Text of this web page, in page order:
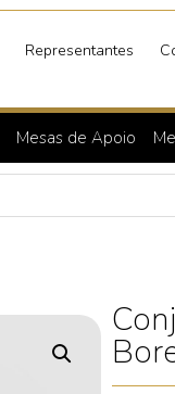
Representantes
Mesas de Apoio